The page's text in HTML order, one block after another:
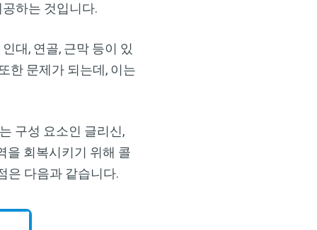
하는 것입니다.
대, 연골, 근막 등이 있
한 문제가 되는데, 이는
구성 요소인 글리신,
을 회복시키기 위해 콜
은 다음과 같습니다.